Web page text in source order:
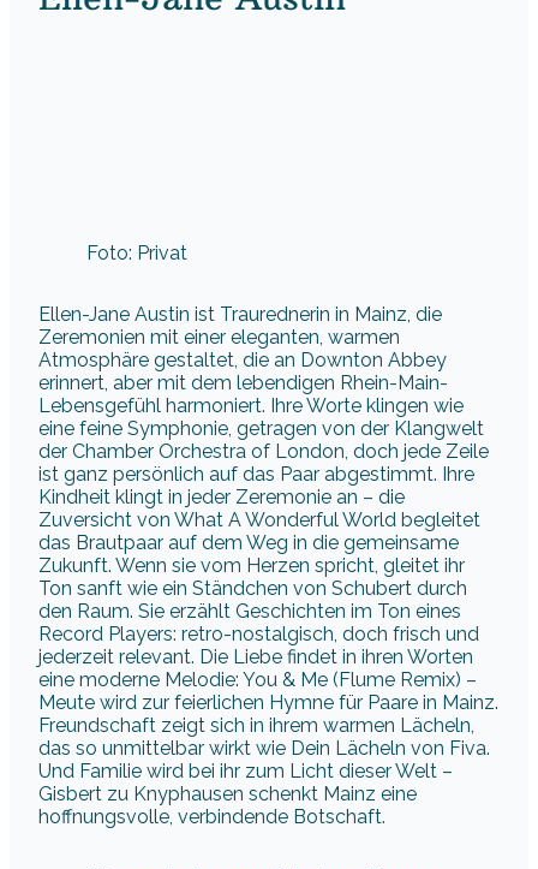
Zuversicht von What A Wonderful World begleitet
Ton sanft wie ein Ständchen von Schubert durch
den Raum. Sie erzählt Geschichten im Ton eines
Record Players: retro-nostalgisch, doch frisch und
jederzeit relevant. Die Liebe findet in ihren Worten
eine moderne Melodie: You & Me (Flume Remix) –
Meute wird zur feierlichen Hymne für Paare in Mainz.
Freundschaft zeigt sich in ihrem warmen Lächeln,
das so unmittelbar wirkt wie Dein Lächeln von Fiva.
Und Familie wird bei ihr zum Licht dieser Welt –
Gisbert zu Knyphausen schenkt Mainz eine
hoffnungsvolle, verbindende Botschaft.
We were lucky enough to have Ellen as
the ceremony speaker at our mountain
wedding, about an hour out of Munich,
and we couldn’t have imagined anyone
better. From our first conversations, it
was clear she was genuinely investing in
creating a ceremony that was perfect for
us. She took the time to really get to
know us as a couple, and as a family,
which made the experience so personal